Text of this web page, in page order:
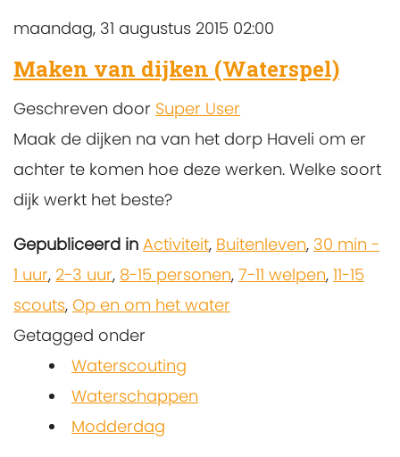
maandag, 31 augustus 2015 02:00
Maken van dijken (Waterspel)
Geschreven door Super User
Maak de dijken na van het dorp Haveli om er
achter te komen hoe deze werken. Welke soort
dijk werkt het beste?
Gepubliceerd in Activiteit, Buitenleven, 30 min -
1 uur, 2-3 uur, 8-15 personen, 7-11 welpen, 11-15
scouts, Op en om het water
Getagged onder
Waterscouting
Waterschappen
Modderdag